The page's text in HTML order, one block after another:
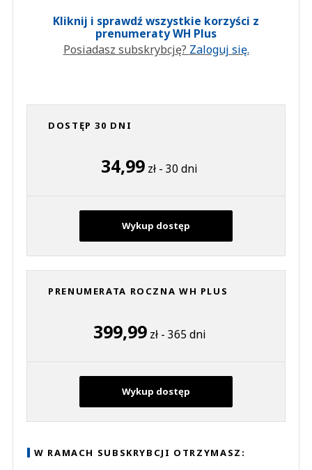
Kliknij i sprawdź wszystkie korzyści z
prenumeraty WH Plus
Posiadasz subskrybcję? Zaloguj się.
DOSTĘP 30 DNI
34,99 zł - 30 dni
Wykup dostęp
PRENUMERATA ROCZNA WH PLUS
399,99zł - 365 dni
Wykup dostęp
W RAMACH SUBSKRYBCJI OTRZYMASZ: